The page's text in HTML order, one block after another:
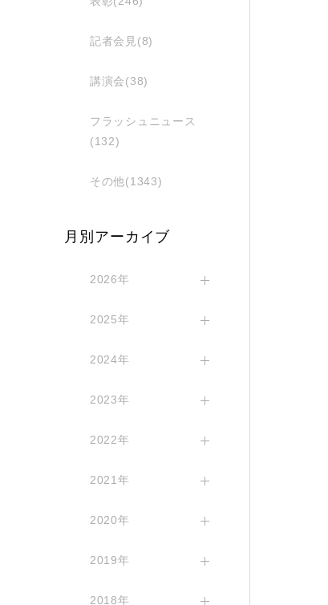
記者会見(8)
講演会(38)
フラッシュニュース
(132)
その他(1343)
月別アーカイブ
2026年
2025年
2024年
2023年
2022年
2021年
2020年
2019年
2018年